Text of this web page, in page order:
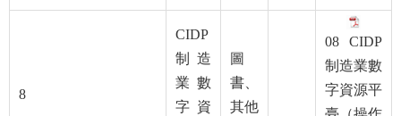
8
CIDP
制造
業數
字資
圖
書、
其他
08 CIDP
制造業數
字資源平